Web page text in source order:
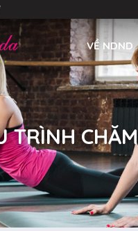
VỀ NDND
TRÌNH